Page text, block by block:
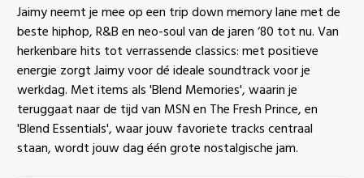
Jaimy neemt je mee op een trip down memory lane met de
beste hiphop, R&B en neo-soul van de jaren ‘80 tot nu. Van
herkenbare hits tot verrassende classics: met positieve
energie zorgt Jaimy voor dé ideale soundtrack voor je
werkdag. Met items als 'Blend Memories', waarin je
teruggaat naar de tijd van MSN en The Fresh Prince, en
'Blend Essentials', waar jouw favoriete tracks centraal
staan, wordt jouw dag één grote nostalgische jam.